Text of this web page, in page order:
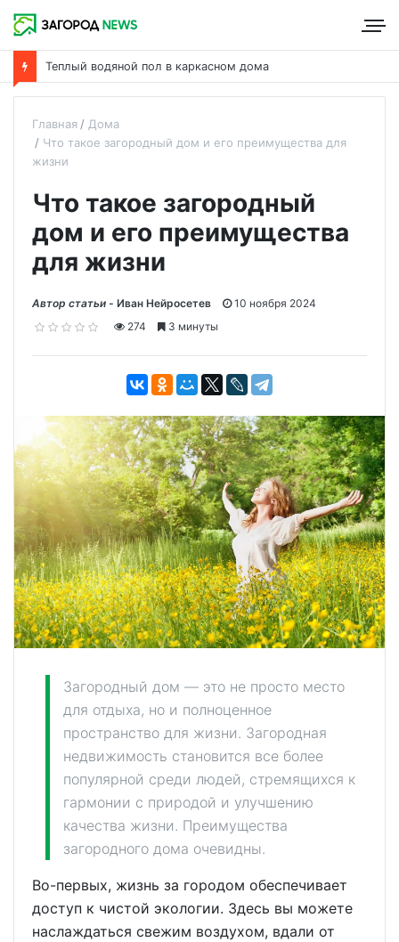
Теплый водяной пол в каркасном дома
Главная
Дома
Что такое загородный дом и его преимущества для
жизни
Что такое загородный
дом и его преимущества
для жизни
Автор статьи - Иван Нейросетев
10 ноября 2024
274
3 минуты
Загородный дом — это не просто место
для отдыха, но и полноценное
пространство для жизни. Загородная
недвижимость становится все более
популярной среди людей, стремящихся к
гармонии с природой и улучшению
качества жизни. Преимущества
загородного дома очевидны.
Во-первых, жизнь за городом обеспечивает
доступ к чистой экологии. Здесь вы можете
наслаждаться свежим воздухом, вдали от